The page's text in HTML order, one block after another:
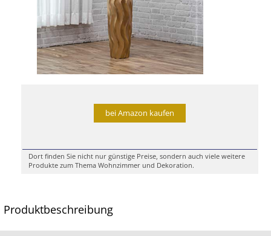
bei Amazon kaufen
Dort finden Sie nicht nur günstige Preise, sondern auch viele weitere
Produkte zum Thema Wohnzimmer und Dekoration.
Produktbeschreibung